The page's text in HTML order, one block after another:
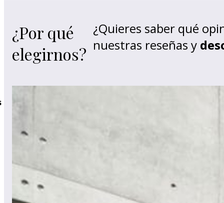
¿Por qué
elegirnos?
¿Quieres saber qué
nuestras reseñas y